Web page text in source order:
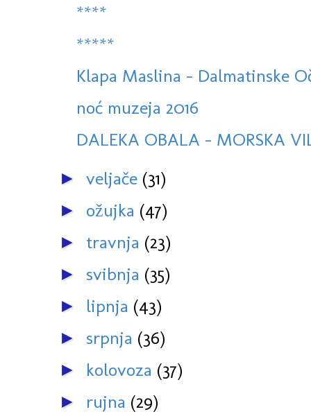
****
*****
Klapa Maslina - Dalmatinske
noć muzeja 2016
DALEKA OBALA - MORSKA
► veljače (31)
► ožujka (47)
► travnja (23)
► svibnja (35)
► lipnja (43)
► srpnja (36)
► kolovoza (37)
► rujna (29)